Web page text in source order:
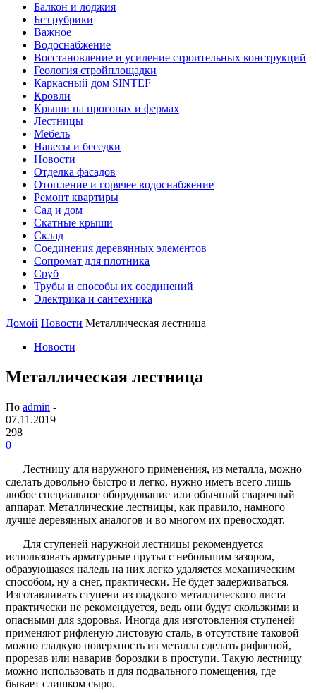
Балкон и лоджия
Без рубрики
Важное
Водоснабжение
Восстановление и усиление строительных конструкций
Геология стройплощадки
Каркасный дом SINTEF
Кровли
Крыши на прогонах и фермах
Лестницы
Мебель
Навесы и беседки
Новости
Отделка фасадов
Отопление и горячее водоснабжение
Ремонт квартиры
Сад и дом
Скатные крыши
Склад
Соединения деревянных элементов
Сопромат для плотника
Сруб
Трубы и способы их соединений
Электрика и сантехника
Домой Новости Металлическая лестница
Новости
Металлическая лестница
По admin -
07.11.2019
298
0
Лестницу для наружного применения, из металла, можно
сделать довольно быстро и легко, нужно иметь всего лишь
любое специальное оборудование или обычный сварочный
аппарат. Металлические лестницы, как правило, намного
лучше деревянных аналогов и во многом их превосходят.
Для ступеней наружной лестницы рекомендуется
использовать арматурные прутья с небольшим зазором,
образующаяся наледь на них легко удаляется механическим
способом, ну а снег, практически. Не будет задерживаться.
Изготавливать ступени из гладкого металлического листа
практически не рекомендуется, ведь они будут скользкими и
опасными для здоровья. Иногда для изготовления ступеней
применяют рифленую листовую сталь, в отсутствие таковой
можно гладкую поверхность из металла сделать рифленой,
прорезав или наварив бороздки в проступи. Такую лестницу
можно использовать и для подвального помещения, где
бывает слишком сыро.